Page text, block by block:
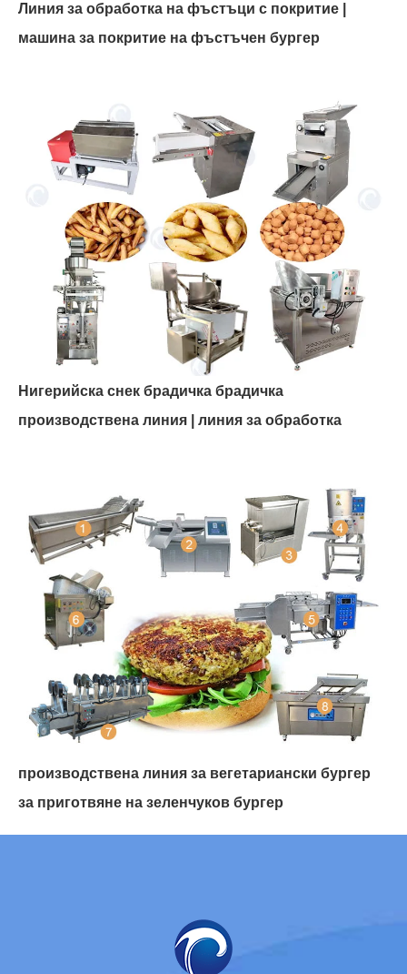
Линия за обработка на фъстъци с покритие |
машина за покритие на фъстъчен бургер
Нигерийска снек брадичка брадичка
производствена линия | линия за обработка
производствена линия за вегетариански бургер
за приготвяне на зеленчуков бургер